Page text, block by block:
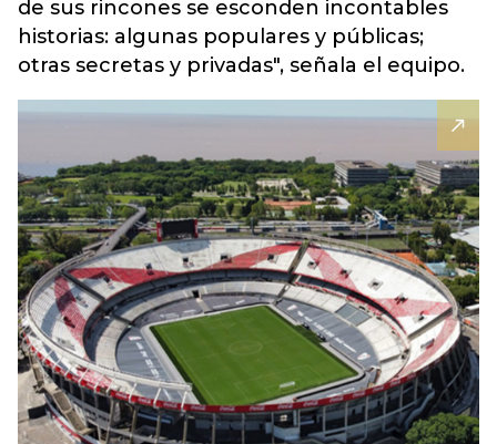
de sus rincones se esconden incontables
historias: algunas populares y públicas;
otras secretas y privadas", señala el equipo.